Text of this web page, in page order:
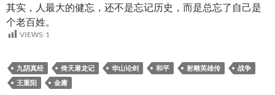
其实，人最大的健忘，还不是忘记历史，而是总忘了自己是
个老百姓。
VIEWS: 1
九阴真经 倚天屠龙记 华山论剑 和平 射雕英雄传
战争
王重阳
金庸